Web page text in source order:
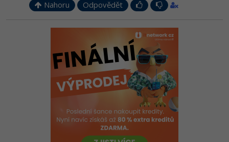
Nahoru Odpovědět